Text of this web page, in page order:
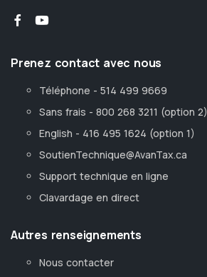
Prenez contact avec nous
Téléphone - 514 499 9669
Sans frais - 800 268 3211 (option 2)
English - 416 495 1624 (option 1)
SoutienTechnique@AvanTax.ca
Support technique en ligne
Clavardage en direct
Autres renseignements
Nous contacter